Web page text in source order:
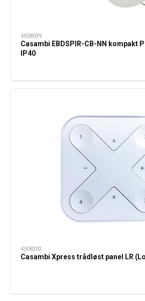
4508039
Casambi EBDSPIR-CB-NN kompakt
IP40
4508202
Casambi Xpress trådløst panel LR